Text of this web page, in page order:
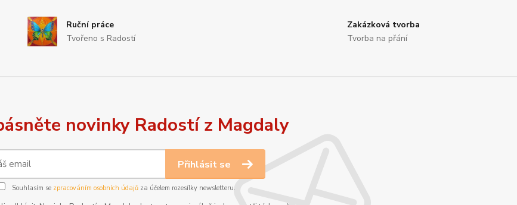
Ruční práce
Tvořeno s Radostí
Zakázková tvorba
Tvorba na přání
novinky Radostí z Magdaly
Přihlásit se
Souhlasím se zpracováním osobních údajůza účelem rozesílky newsletteru.